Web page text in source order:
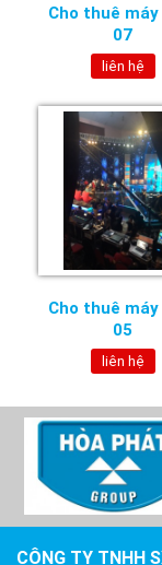
Cho thuê
07
liên hệ
Cho thuê
05
liên hệ
CÔNG TY TNHH